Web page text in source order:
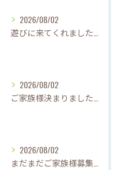
2026/08/02
遊びに来てくれました♡(о´∀`о)
2026/08/02
ご家族様決まりました♡♪
2026/08/02
まだまだご家族様募集してますU・x・U✳︎